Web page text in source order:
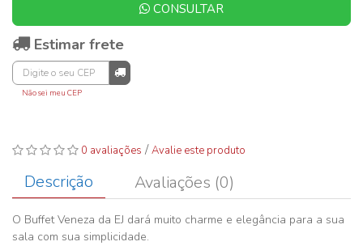
CONSULTAR
Estimar frete
Não sei meu CEP
0 avaliações /Avalie este produto
Descrição Avaliações (0)
O Buffet Veneza da EJ dará muito charme e elegância para a sua
sala com sua simplicidade.